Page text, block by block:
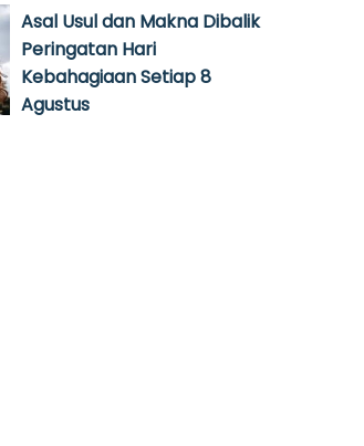
Asal Usul dan Makna Dibalik
Peringatan Hari
Kebahagiaan Setiap 8
Agustus